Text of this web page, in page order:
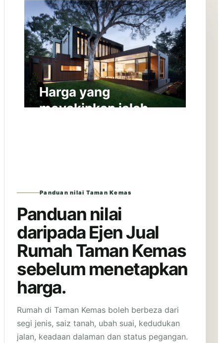
Harga yang
meyakinkan ialah
Panduan nilai Taman Kemas
Panduan nilai
daripada Ejen Jual
Rumah Taman Kemas
sebelum menetapkan
harga.
Rumah di Taman Kemas boleh berbeza dari
segi jenis, saiz tanah, ubah suai, kedudukan
jalan, keadaan dalaman dan status pegangan.